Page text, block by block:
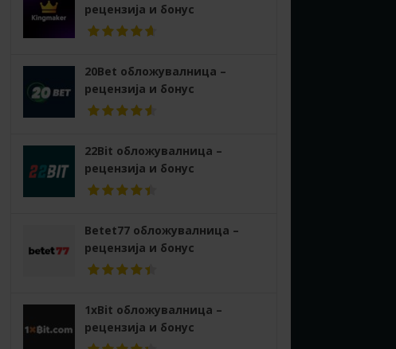
рецензија и бонус
20Bet обложувалница –
рецензија и бонус
22Bit обложувалница –
рецензија и бонус
Betet77 обложувалница –
рецензија и бонус
1xBit обложувалница –
рецензија и бонус